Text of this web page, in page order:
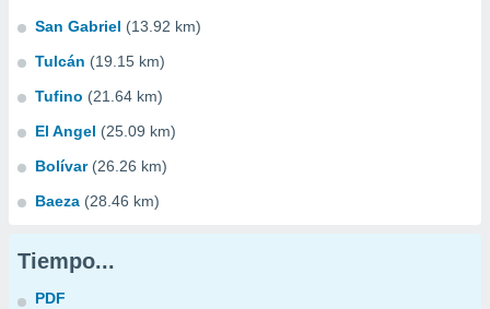
San Gabriel (13.92 km)
Tulcán (19.15 km)
Tufino (21.64 km)
El Angel (25.09 km)
Bolívar (26.26 km)
Baeza (28.46 km)
Tiempo...
PDF